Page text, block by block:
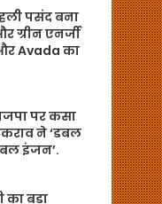
पसंद बना
ग्रीन एनर्जी
Avada का
पर कसा
ने ‘डबल
इंजन’.
का बड़ा